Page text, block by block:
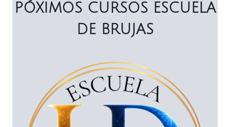
PÓXIMOS CURSOS ESCUELA
DE BRUJAS